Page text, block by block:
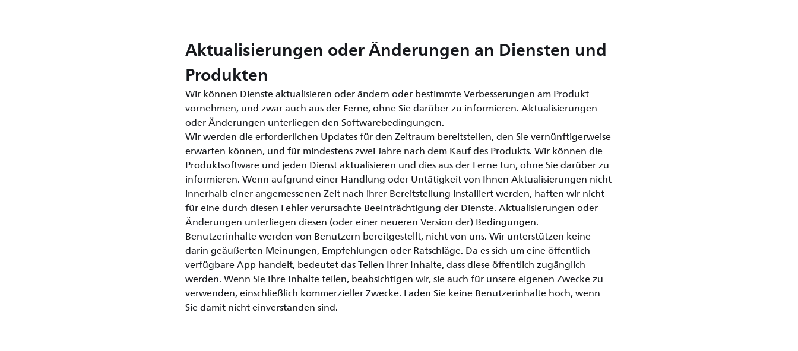
Aktualisierungen oder Änderungen an Diensten und
Produkten
Wir können Dienste aktualisieren oder ändern oder bestimmte Verbesserungen am Produkt
vornehmen, und zwar auch aus der Ferne, ohne Sie darüber zu informieren. Aktualisierungen
oder Änderungen unterliegen den Softwarebedingungen.
Wir werden die erforderlichen Updates für den Zeitraum bereitstellen, den Sie vernünftigerweise
erwarten können, und für mindestens zwei Jahre nach dem Kauf des Produkts. Wir können die
Produktsoftware und jeden Dienst aktualisieren und dies aus der Ferne tun, ohne Sie darüber zu
informieren. Wenn aufgrund einer Handlung oder Untätigkeit von Ihnen Aktualisierungen nicht
innerhalb einer angemessenen Zeit nach ihrer Bereitstellung installiert werden, haften wir nicht
für eine durch diesen Fehler verursachte Beeinträchtigung der Dienste. Aktualisierungen oder
Änderungen unterliegen diesen (oder einer neueren Version der) Bedingungen.
Benutzerinhalte werden von Benutzern bereitgestellt, nicht von uns. Wir unterstützen keine
darin geäußerten Meinungen, Empfehlungen oder Ratschläge. Da es sich um eine öffentlich
verfügbare App handelt, bedeutet das Teilen Ihrer Inhalte, dass diese öffentlich zugänglich
werden. Wenn Sie Ihre Inhalte teilen, beabsichtigen wir, sie auch für unsere eigenen Zwecke zu
verwenden, einschließlich kommerzieller Zwecke. Laden Sie keine Benutzerinhalte hoch, wenn
Sie damit nicht einverstanden sind.